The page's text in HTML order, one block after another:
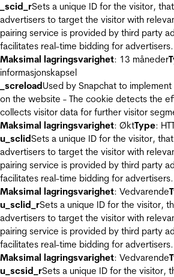
_scid_rSets a unique ID for the visitor,
advertisers to target the visitor with
pairing service is provided by third party
facilitates real-time bidding for advertisers.
Maksimal lagringsvarighet: 13 måneder
informasjonskapsel
_screloadUsed by Snapchat to
on the website - The cookie detects the
collects visitor data for further visitor
Maksimal lagringsvarighet: ØktType:
u_sclidSets a unique ID for the visitor,
advertisers to target the visitor with
pairing service is provided by third party
facilitates real-time bidding for advertisers.
Maksimal lagringsvarighet: Vedvarende
u_sclid_rSets a unique ID for the visitor,
advertisers to target the visitor with
pairing service is provided by third party
facilitates real-time bidding for advertisers.
Maksimal lagringsvarighet: Vedvarende
u_scsid_rSets a unique ID for the visitor,